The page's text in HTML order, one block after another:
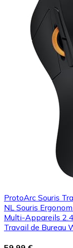
ProtoArc Souris
NL Souris
Multi-Appareils
Travail de Bureau